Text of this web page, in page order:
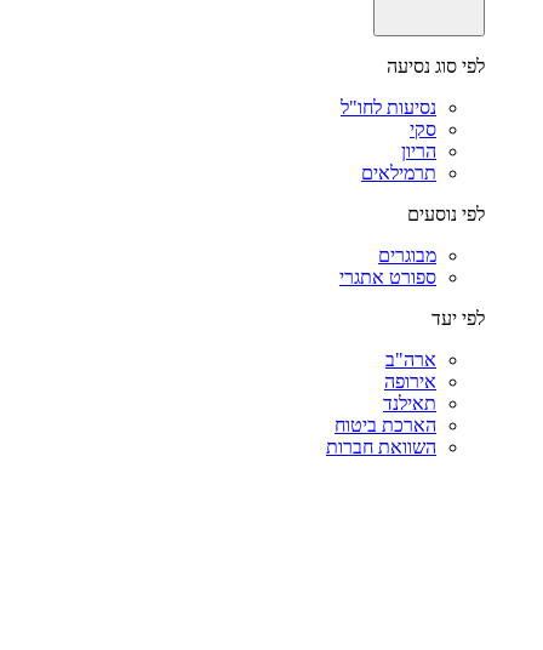
לפי סוג נסיעה
נסיעות לחו"ל
סקי
הריון
תרמילאים
לפי נוסעים
מבוגרים
ספורט אתגרי
לפי יעד
ארה"ב
אירופה
תאילנד
הארכת ביטוח
השוואת חברות